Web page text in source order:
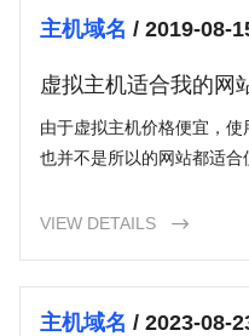
主机域名/ 2019-08-
虚拟主机适合我的网
由于虚拟主机价格便宜，
也并不是所以的网站都适
网站吗
VIEW DETAILS 
主机域名/ 2023-08-